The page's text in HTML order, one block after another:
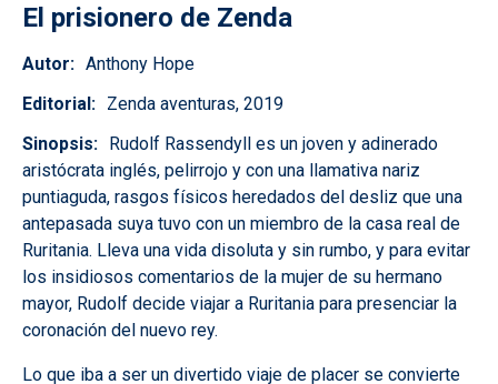
El prisionero de Zenda
Autor
Anthony Hope
Editorial
Zenda aventuras, 2019
Sinopsis
Rudolf Rassendyll es un joven y adinerado
aristócrata inglés, pelirrojo y con una llamativa nariz
puntiaguda, rasgos físicos heredados del desliz que una
antepasada suya tuvo con un miembro de la casa real de
Ruritania. Lleva una vida disoluta y sin rumbo, y para evitar
los insidiosos comentarios de la mujer de su hermano
mayor, Rudolf decide viajar a Ruritania para presenciar la
coronación del nuevo rey.
Lo que iba a ser un divertido viaje de placer se convierte